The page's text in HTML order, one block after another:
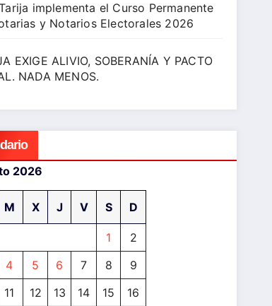
implementa el Curso Permanente
y Notarios Electorales 2026
EXIGE ALIVIO, SOBERANÍA Y PACTO
NADA MENOS.
2026
M X J V S D
1
2
4 5 6 7 8
9
11 12 13 14 15
16